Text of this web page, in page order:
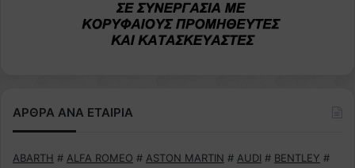
ΑΡΘΡΑ ΑΝΑ ΕΤΑΙΡΙΑ
ABARTH # ALFA ROMEO # ASTON MARTIN # AUDI # BENTLEY #